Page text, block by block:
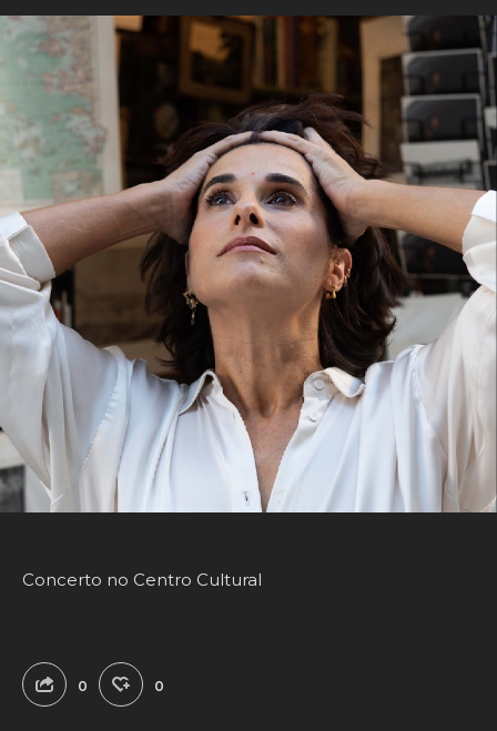
Concerto no Centro Cultural
0 0